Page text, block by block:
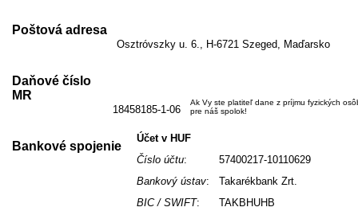
Poštová adresa
Osztróvszky u. 6., H-6721 Szeged, Maďarsko
Daňové číslo
MR
18458185-1-06
Ak Vy ste platiteľ dane z príjmu fyzických
pre náš spolok!
Bankové spojenie
Účet v HUF
Číslo účtu:
57400217-10110629
Bankový ústav:
Takarékbank Zrt.
BIC / SWIFT:
TAKBHUHB